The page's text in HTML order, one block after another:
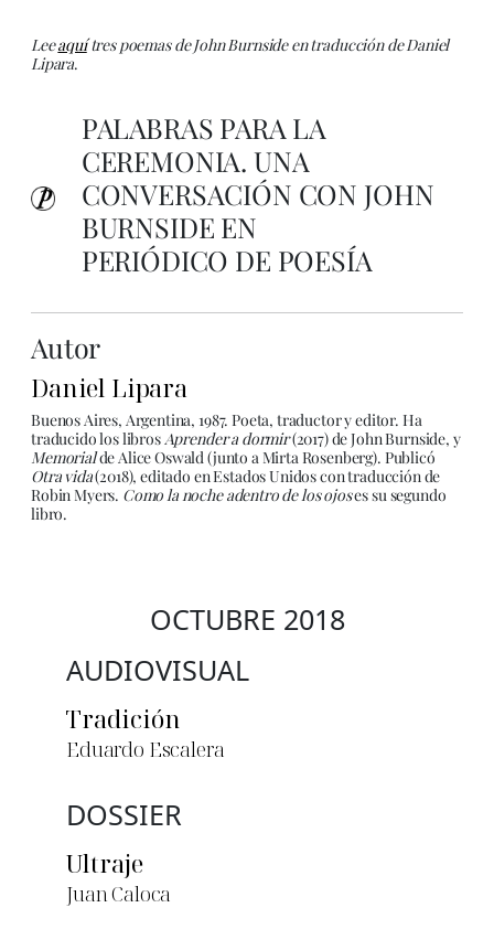
Leeaquítres poemas de John Burnside en traducción de Daniel
Lipara.
PALABRAS PARA LA
CEREMONIA. UNA
CONVERSACIÓN CON JOHN
BURNSIDE EN
PERIÓDICO DE POESÍA
Autor
Daniel Lipara
Buenos Aires, Argentina, 1987. Poeta, traductor y editor. Ha
traducido los libros Aprender a dormir(2017) de John Burnside, y
Memorialde Alice Oswald (junto a Mirta Rosenberg). Publicó
Otra vida(2018), editado en Estados Unidos con traducción de
Robin Myers. Como la noche adentro de los ojoses su segundo
libro.
OCTUBRE 2018
AUDIOVISUAL
Tradición
Eduardo Escalera
DOSSIER
Ultraje
Juan Caloca